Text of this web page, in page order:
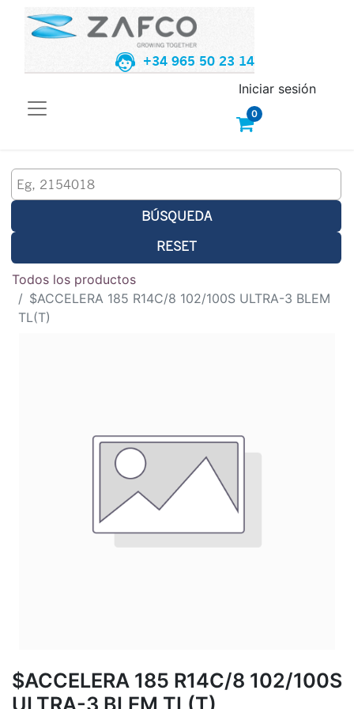
+34 965 50 23 14
0
Iniciar sesión
BÚSQUEDA
RESET
Todos los productos
$ACCELERA 185 R14C/8 102/100S ULTRA-3 BLEM
TL(T)
$ACCELERA 185 R14C/8 102/100S
ULTRA-3 BLEM TL(T)